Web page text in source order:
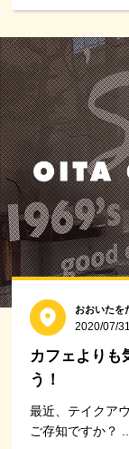
おおいたを
2020/07/31
カフェよりも
う！
最近、テイクア
ご存知ですか？